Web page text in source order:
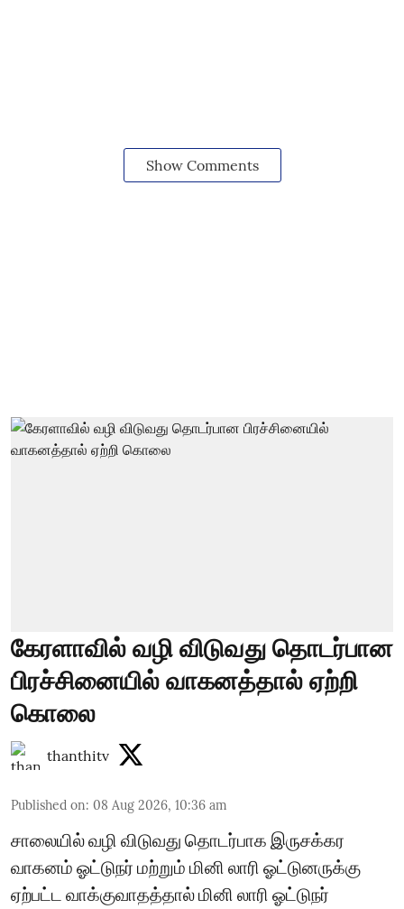
Show Comments
கேரளாவில் வழி விடுவது தொடர்பான
பிரச்சினையில் வாகனத்தால் ஏற்றி
கொலை
thanthitv
Published on: 08 Aug 2026, 10:36 am
சாலையில் வழி விடுவது தொடர்பாக இருசக்கர
வாகனம் ஓட்டுநர் மற்றும் மினி லாரி ஓட்டுனருக்கு
ஏற்பட்ட வாக்குவாதத்தால் மினி லாரி ஓட்டுநர்